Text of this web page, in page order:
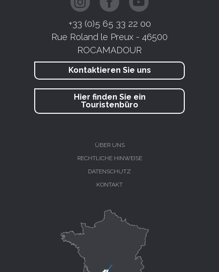
+33 (0)5 65 33 22 00
Rue Roland le Preux - 46500
ROCAMADOUR
Kontaktieren Sie uns
Hier finden Sie ein
Touristenbüro
ÜBER UNS
RECHTLICHE HINWEISE
DATENSCHUTZ
KONTAKT